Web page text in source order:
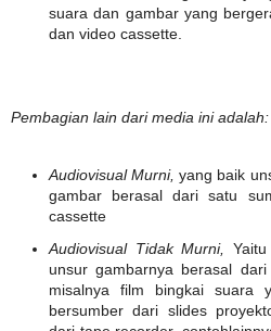
suara dan gambar yang
dan video cassette.
Pembagian lain dari media ini adalah:
Audiovisual Murni, yang baik
gambar berasal dari satu
cassette
Audiovisual Tidak Murni,
unsur gambarnya berasal
misalnya film bingkai suara
bersumber dari slides